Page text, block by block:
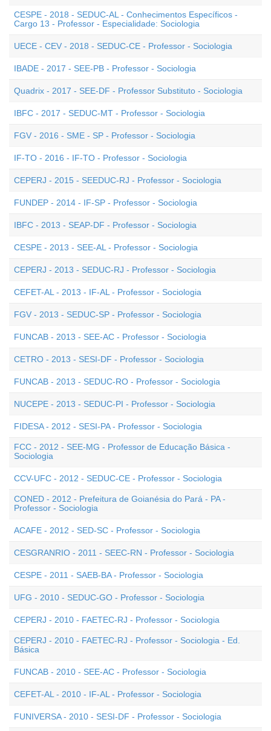
CESPE - 2018 - SEDUC-AL - Conhecimentos Específicos -
Cargo 13 - Professor - Especialidade: Sociologia
UECE - CEV - 2018 - SEDUC-CE - Professor - Sociologia
IBADE - 2017 - SEE-PB - Professor - Sociologia
Quadrix - 2017 - SEE-DF - Professor Substituto - Sociologia
IBFC - 2017 - SEDUC-MT - Professor - Sociologia
FGV - 2016 - SME - SP - Professor - Sociologia
IF-TO - 2016 - IF-TO - Professor - Sociologia
CEPERJ - 2015 - SEEDUC-RJ - Professor - Sociologia
FUNDEP - 2014 - IF-SP - Professor - Sociologia
IBFC - 2013 - SEAP-DF - Professor - Sociologia
CESPE - 2013 - SEE-AL - Professor - Sociologia
CEPERJ - 2013 - SEDUC-RJ - Professor - Sociologia
CEFET-AL - 2013 - IF-AL - Professor - Sociologia
FGV - 2013 - SEDUC-SP - Professor - Sociologia
FUNCAB - 2013 - SEE-AC - Professor - Sociologia
CETRO - 2013 - SESI-DF - Professor - Sociologia
FUNCAB - 2013 - SEDUC-RO - Professor - Sociologia
NUCEPE - 2013 - SEDUC-PI - Professor - Sociologia
FIDESA - 2012 - SESI-PA - Professor - Sociologia
FCC - 2012 - SEE-MG - Professor de Educação Básica -
Sociologia
CCV-UFC - 2012 - SEDUC-CE - Professor - Sociologia
CONED - 2012 - Prefeitura de Goianésia do Pará - PA -
Professor - Sociologia
ACAFE - 2012 - SED-SC - Professor - Sociologia
CESGRANRIO - 2011 - SEEC-RN - Professor - Sociologia
CESPE - 2011 - SAEB-BA - Professor - Sociologia
UFG - 2010 - SEDUC-GO - Professor - Sociologia
CEPERJ - 2010 - FAETEC-RJ - Professor - Sociologia
CEPERJ - 2010 - FAETEC-RJ - Professor - Sociologia - Ed.
Básica
FUNCAB - 2010 - SEE-AC - Professor - Sociologia
CEFET-AL - 2010 - IF-AL - Professor - Sociologia
FUNIVERSA - 2010 - SESI-DF - Professor - Sociologia